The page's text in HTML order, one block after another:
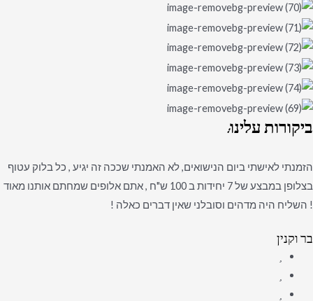
ביקורותעלינו:
הזמנתי לאישתי ביום הנישואים, לא האמנתי שככה זה יגיע , כל בלוק עטוף
בצלופן במבצע של 7 יחידות ב 100 ש"ח , אתם אלופים שמחתם אותנו מאוד
! השליח היה מדהים וסובלני שאין דברים כאלה !
בר וקנין